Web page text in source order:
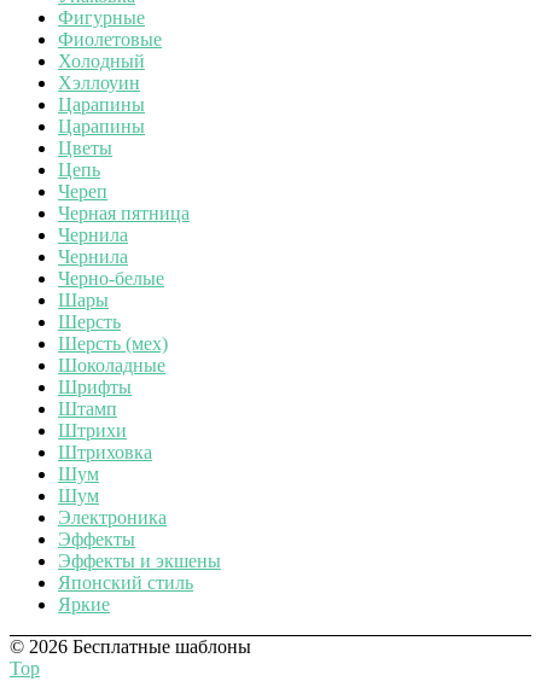
Фигурные
Фиолетовые
Холодный
Хэллоуин
Царапины
Царапины
Цветы
Цепь
Череп
Черная пятница
Чернила
Чернила
Черно-белые
Шары
Шерсть
Шерсть (мех)
Шоколадные
Шрифты
Штамп
Штрихи
Штриховка
Шум
Шум
Электроника
Эффекты
Эффекты и экшены
Японский стиль
Яркие
© 2026 Бесплатные шаблоны
Top